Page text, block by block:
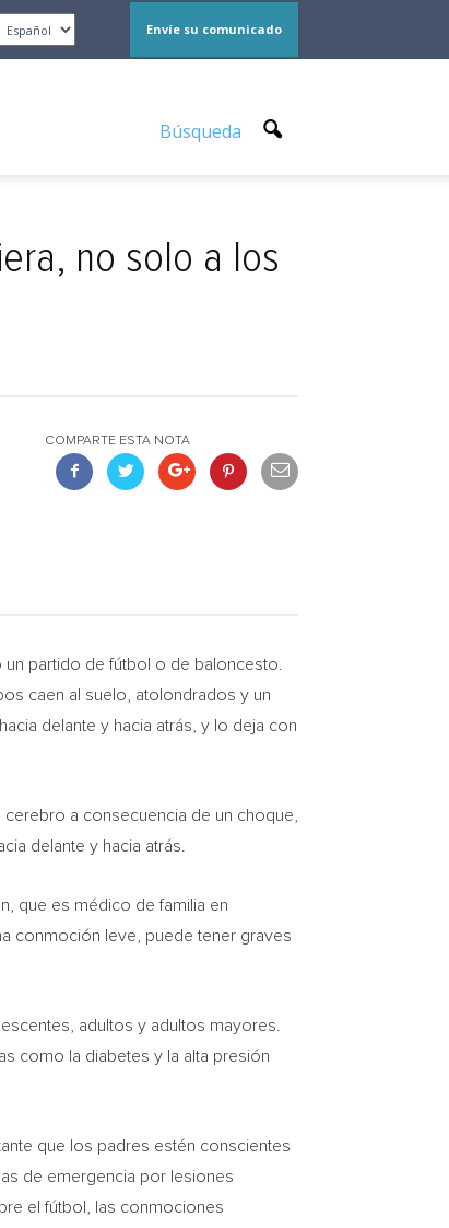
Envíe su comunicado
Búsqueda
no solo a los
COMPARTE ESTA NOTA
un partido de fútbol o de baloncesto.
caen al suelo, atolondrados y un
delante y hacia atrás, y lo deja con
a consecuencia de un choque,
delante y hacia atrás.
, que es médico de familia en
conmoción leve, puede tener graves
adultos y adultos mayores.
como la diabetes y la alta presión
que los padres estén conscientes
de emergencia por lesiones
el fútbol, las conmociones